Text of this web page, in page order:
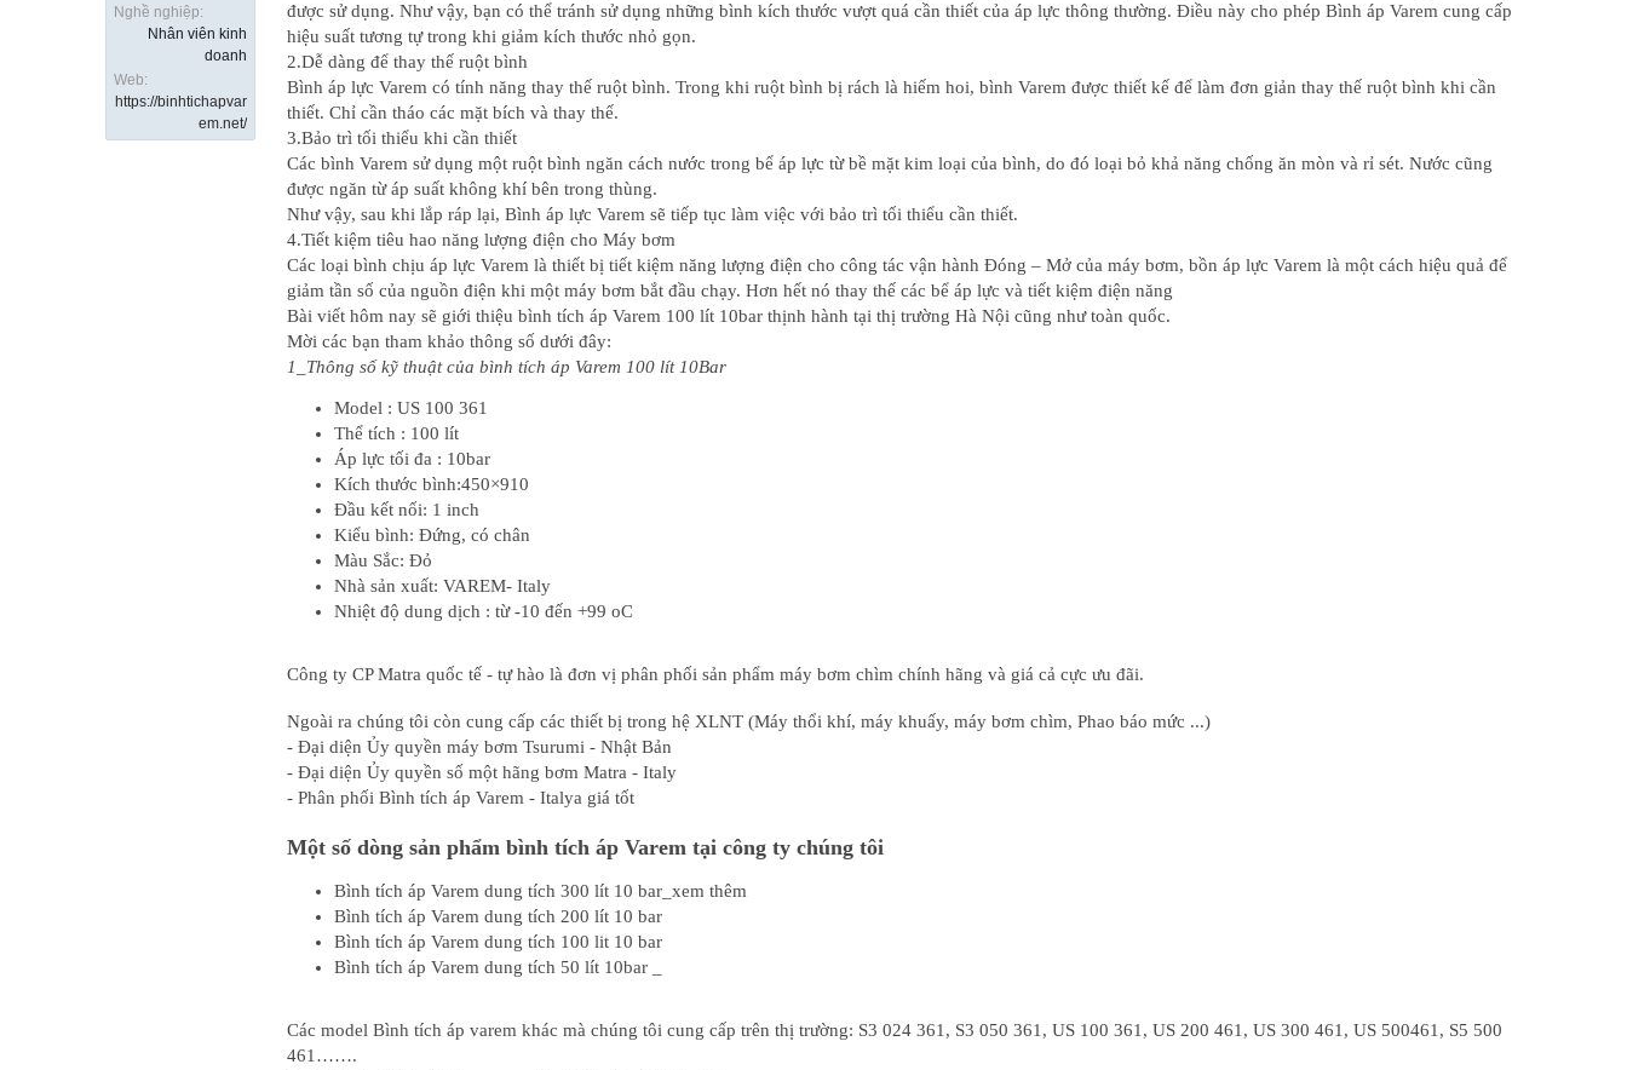
Nghề nghiệp:
Nhân viên kinh
doanh
Web:
https://binhtichapvar
em.net/
được sử dụng. Như vậy, bạn có thể tránh sử dụng những bình kích thước vượt quá cần thiết của áp lực thông thường. Điều này cho phép Bình áp Varem cung cấp
hiệu suất tương tự trong khi giảm kích thước nhỏ gọn.
2.Dễ dàng để thay thế ruột bình
Bình áp lực Varem có tính năng thay thế ruột bình. Trong khi ruột bình bị rách là hiếm hoi, bình Varem được thiết kế để làm đơn giản thay thế ruột bình khi cần
thiết. Chỉ cần tháo các mặt bích và thay thế.
3.Bảo trì tối thiểu khi cần thiết
Các bình Varem sử dụng một ruột bình ngăn cách nước trong bể áp lực từ bề mặt kim loại của bình, do đó loại bỏ khả năng chống ăn mòn và rỉ sét. Nước cũng
được ngăn từ áp suất không khí bên trong thùng.
Như vậy, sau khi lắp ráp lại, Bình áp lực Varem sẽ tiếp tục làm việc với bảo trì tối thiểu cần thiết.
4.Tiết kiệm tiêu hao năng lượng điện cho Máy bơm
Các loại bình chịu áp lực Varem là thiết bị tiết kiệm năng lượng điện cho công tác vận hành Đóng – Mở của máy bơm, bồn áp lực Varem là một cách hiệu quả để
giảm tần số của nguồn điện khi một máy bơm bắt đầu chạy. Hơn hết nó thay thế các bể áp lực và tiết kiệm điện năng
Bài viết hôm nay sẽ giới thiệu bình tích áp Varem 100 lít 10bar thịnh hành tại thị trường Hà Nội cũng như toàn quốc.
Mời các bạn tham khảo thông số dưới đây:
1_Thông số kỹ thuật của bình tích áp Varem 100 lít 10Bar
Model : US 100 361
Thể tích : 100 lít
Áp lực tối đa : 10bar
Kích thước bình:450×910
Đầu kết nối: 1 inch
Kiểu bình: Đứng, có chân
Màu Sắc: Đỏ
Nhà sản xuất: VAREM- Italy
Nhiệt độ dung dịch : từ -10 đến +99 oC
Công ty CP Matra quốc tế - tự hào là đơn vị phân phối sản phẩm máy bơm chìm chính hãng và giá cả cực ưu đãi.
Ngoài ra chúng tôi còn cung cấp các thiết bị trong hệ XLNT (Máy thổi khí, máy khuấy, máy bơm chìm, Phao báo mức ...)
- Đại diện Ủy quyền máy bơm Tsurumi - Nhật Bản
- Đại diện Ủy quyền số một hãng bơm Matra - Italy
- Phân phối Bình tích áp Varem - Italya giá tốt
Một số dòng sản phẩm bình tích áp Varem tại công ty chúng tôi
Bình tích áp Varem dung tích 300 lít 10 bar_xem thêm
Bình tích áp Varem dung tích 200 lít 10 bar
Bình tích áp Varem dung tích 100 lit 10 bar
Bình tích áp Varem dung tích 50 lít 10bar _
Các model Bình tích áp varem khác mà chúng tôi cung cấp trên thị trường: S3 024 361, S3 050 361, US 100 361, US 200 461, US 300 461, US 500461, S5 500
461…….